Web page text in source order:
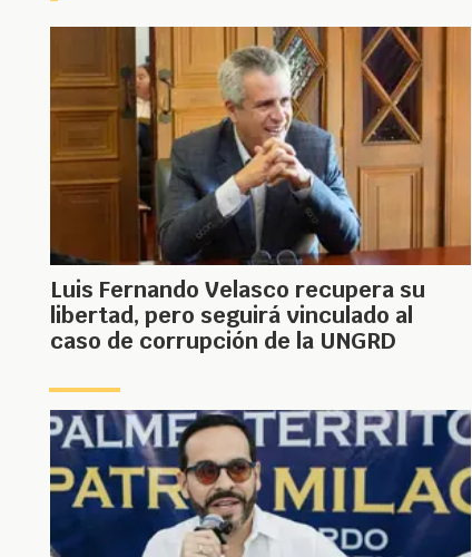
Luis Fernando Velasco recupera su
libertad, pero seguirá vinculado al
caso de corrupción de la UNGRD